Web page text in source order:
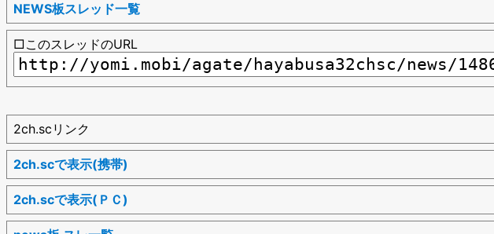
NEWS板スレッド一覧
□このスレッドのURL
2ch.scリンク
2ch.scで表示(携帯)
2ch.scで表示(ＰＣ)